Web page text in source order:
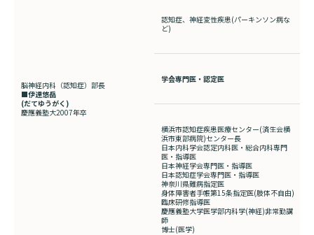
脳神経内科（認知症）部長
■伊達悠岳
(だてゆうがく )
慶應義塾大2007年卒
認知症、神経変性疾患(パーキンソン病な
ど)
学会専門医・認定医
横浜市認知症疾患医療センター(済生会横
浜市東部病院)センター長
日本内科学会認定内科医・総合内科専門
医・指導医
日本神経学会専門医・指導医
日本認知症学会専門医・指導医
神奈川県難病指定医
身体障害者手帳第15条指定医(肢体不自由)
臨床研修指導医
慶應義塾大学医学部内科学(神経)非常勤講
師
博士(医学)